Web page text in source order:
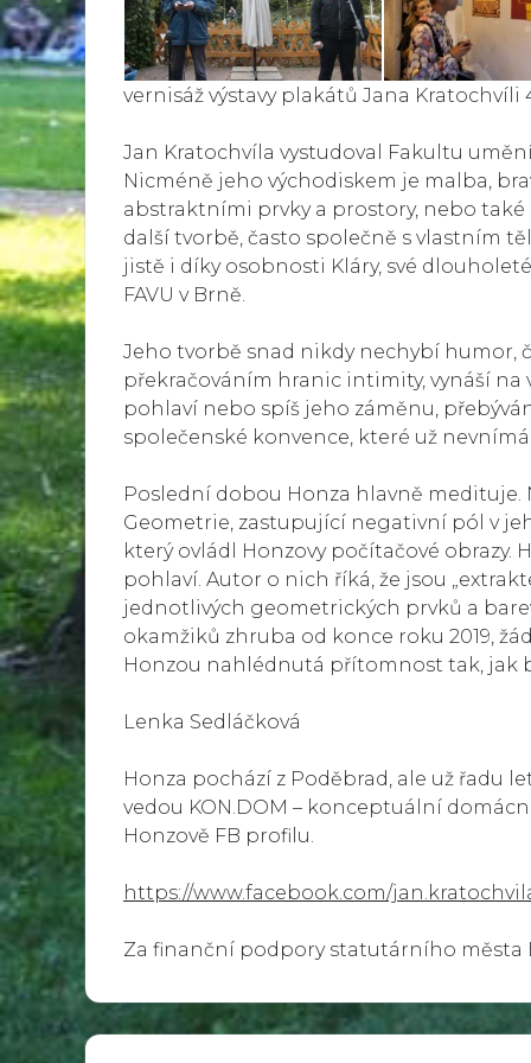
vernisáž výstavy plakátů Jana Kratochvíli
Jan Kratochvíla vystudoval Fakultu
Nicméně jeho východiskem je malba,
abstraktními prvky a prostory, nebo
další tvorbě, často společně s vlastním
jistě i díky osobnosti Kláry, své
FAVU v Brně.
Jeho tvorbě snad nikdy nechybí humor,
překračováním hranic intimity, vynáší
pohlaví nebo spíš jeho záměnu,
společenské konvence, které už
Poslední dobou Honza hlavně medituje.
Geometrie, zastupující negativní pól v
který ovládl Honzovy počítačové obrazy.
pohlaví. Autor o nich říká, že jsou
jednotlivých geometrických prvků a
okamžiků zhruba od konce roku 2019,
Honzou nahlédnutá přítomnost tak, jak
Lenka Sedláčková
Honza pochází z Poděbrad, ale už řadu
vedou KON.DOM – konceptuální
Honzově FB profilu.
https://www.facebook.com/
Za finanční podpory statutárního města